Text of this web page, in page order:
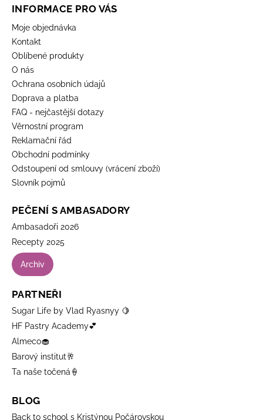
INFORMACE PRO VÁS
Moje objednávka
Kontakt
Oblíbené produkty
O nás
Ochrana osobních údajů
Doprava a platba
FAQ - nejčastější dotazy
Věrnostní program
Reklamační řád
Obchodní podmínky
Odstoupení od smlouvy (vrácení zboží)
Slovník pojmů
PEČENÍ S AMBASADORY
Ambasadoři 2026
Recepty 2025
Archiv
PARTNEŘI
Sugar Life by Vlad Ryasnyy 🍋
HF Pastry Academy💕
Almeco🧁
Barový institut🥂
Ta naše točená🍦
BLOG
Back to school s Kristýnou Počárovskou